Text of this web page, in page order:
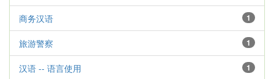
1
商务汉语
1
旅游警察
1
汉语 -- 语言使用